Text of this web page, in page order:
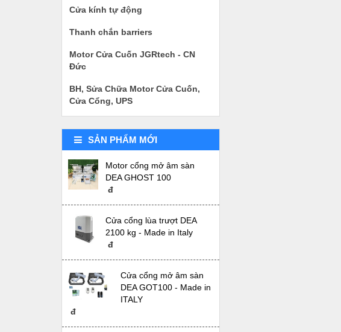
Cửa kính tự động
Thanh chắn barriers
Motor Cửa Cuốn JGRtech - CN
Đức
BH, Sửa Chữa Motor Cửa Cuốn,
Cửa Cổng, UPS
SẢN PHẨM MỚI
Motor cổng mở âm sàn
DEA GHOST 100
đ
Cửa cổng lùa trượt DEA
2100 kg - Made in Italy
đ
Cửa cổng mở âm sàn
DEA GOT100 - Made in
ITALY
đ